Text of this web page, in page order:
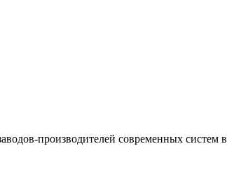
производителей современных систем